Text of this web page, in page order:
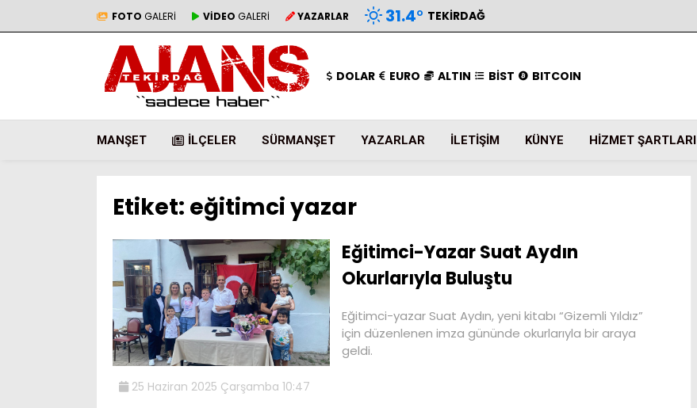
FOTO GALERİ VİDEO GALERİ YAZARLAR 31.4° TEKIRDAĞ
DOLAR EURO ALTIN BİST BITCOIN
MANŞET İLÇELER SÜRMANŞET YAZARLAR İLETIŞIM KÜNYE HIZMET ŞARTLARI
Etiket: eğitimci yazar
Eğitimci-Yazar Suat Aydın
Okurlarıyla Buluştu
Eğitimci-yazar Suat Aydın, yeni kitabı “Gizemli Yıldız”
için düzenlenen imza gününde okurlarıyla bir araya
geldi.
25 Haziran 2025 Çarşamba 10:47